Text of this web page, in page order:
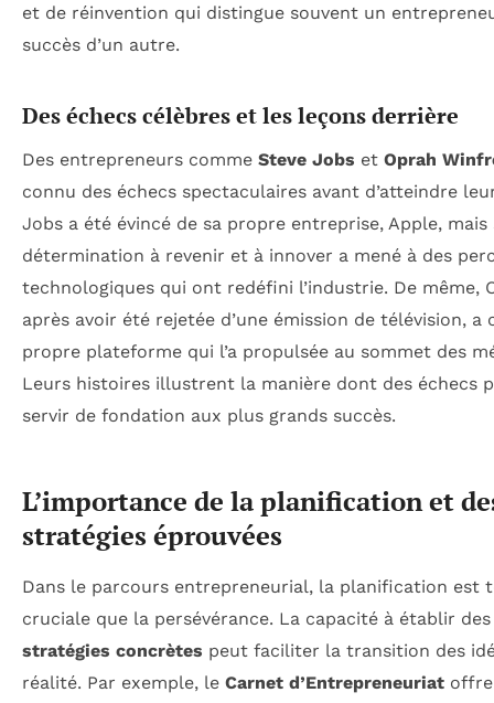
et de réinvention qui distingue souvent un
succès d’un autre.
Des échecs célèbres et les leçons derrière
Des entrepreneurs comme Steve Jobs et Oprah
connu des échecs spectaculaires avant d’atteindre
Jobs a été évincé de sa propre entreprise, Apple, mais
détermination à revenir et à innover a mené à des
technologiques qui ont redéfini l’industrie. De même,
après avoir été rejetée d’une émission de télévision, a
propre plateforme qui l’a propulsée au sommet des
Leurs histoires illustrent la manière dont des échecs
servir de fondation aux plus grands succès.
L’importance de la planification et
stratégies éprouvées
Dans le parcours entrepreneurial, la planification est
cruciale que la persévérance. La capacité à établir des
stratégies concrètes peut faciliter la transition des
réalité. Par exemple, le Carnet d’Entrepreneuriat